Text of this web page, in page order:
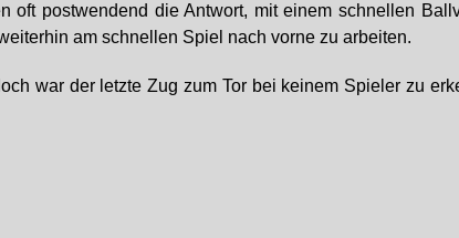
postwendend die Antwort, mit einem schnellen
am schnellen Spiel nach vorne zu arbeiten.
war der letzte Zug zum Tor bei keinem Spieler zu